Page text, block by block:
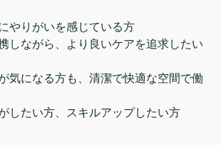
やりがいを感じている方
しながら、より良いケアを追求したい
気になる方も、清潔で快適な空間で働
したい方、スキルアップしたい方